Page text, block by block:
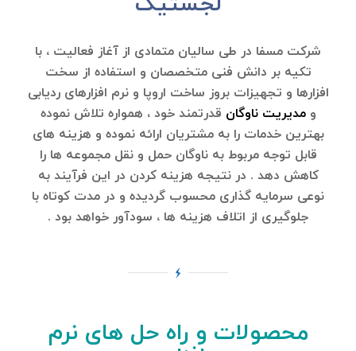
شرکت مسفا در طی سالیان متمادی از آغاز فعالیت ، با
تکیه بر دانش فنی متخصصان و استفاده از سخت
افزارها و تجهیزات بروز ساخت اروپا و نرم افزارهای ردیابی
ومدیریت ناوگان قدرتمند خود ، همواره تلاش نموده
بهترین خدمات را به مشتریان ارائه نموده و هزینه های
قابل توجه مربوط به ناوگان حمل و نقل مجموعه ها را
کاهش دهد . در نتیجه هزینه کردن در این فرآیند به
نوعی سرمایه گذاری محسوب گردیده و در مدت کوتاه با
جلوگیری از اتلاف هزینه ها ، سودآور خواهد بود .
محصولات و راه حل های نرم